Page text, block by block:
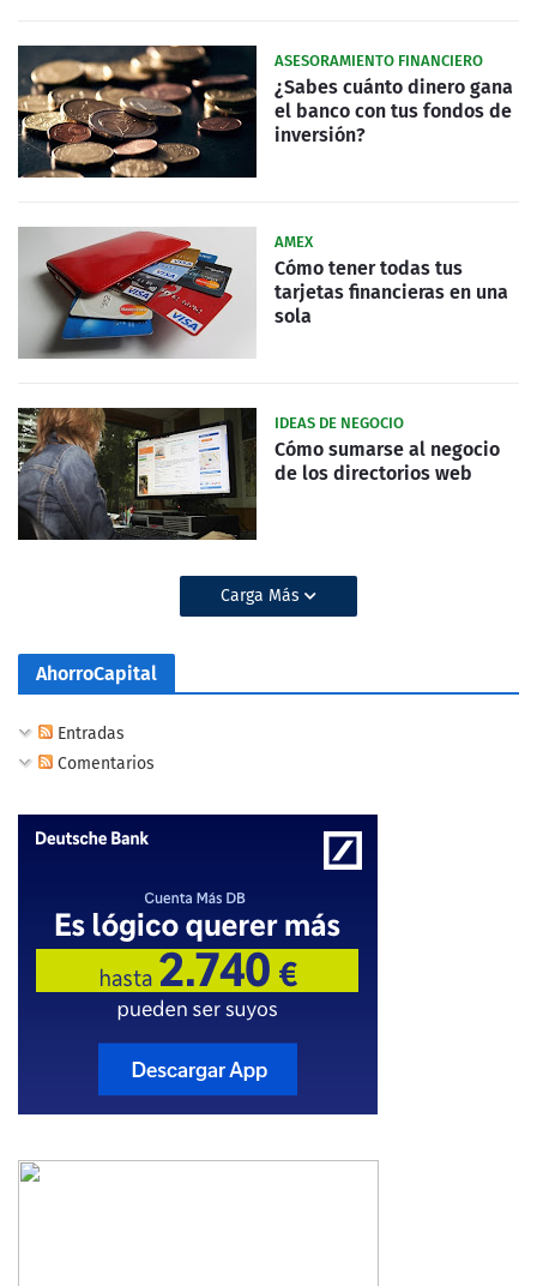
ASESORAMIENTO FINANCIERO
¿Sabes cuánto dinero gana
el banco con tus fondos de
inversión?
AMEX
Cómo tener todas tus
tarjetas financieras en una
sola
IDEAS DE NEGOCIO
Cómo sumarse al negocio
de los directorios web
Carga Más
AhorroCapital
Entradas
Comentarios